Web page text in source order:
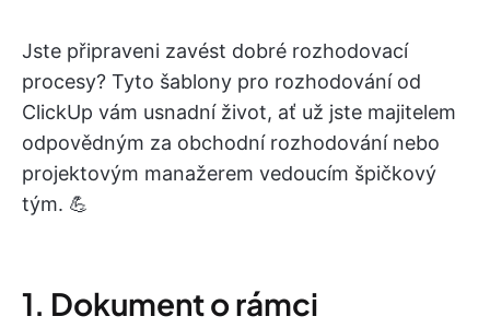
Jste připraveni zavést dobré rozhodovací
procesy? Tyto šablony pro rozhodování od
ClickUp vám usnadní život, ať už jste majitelem
odpovědným za obchodní rozhodování nebo
projektovým manažerem vedoucím špičkový
tým. 💪
1. Dokument o rámci